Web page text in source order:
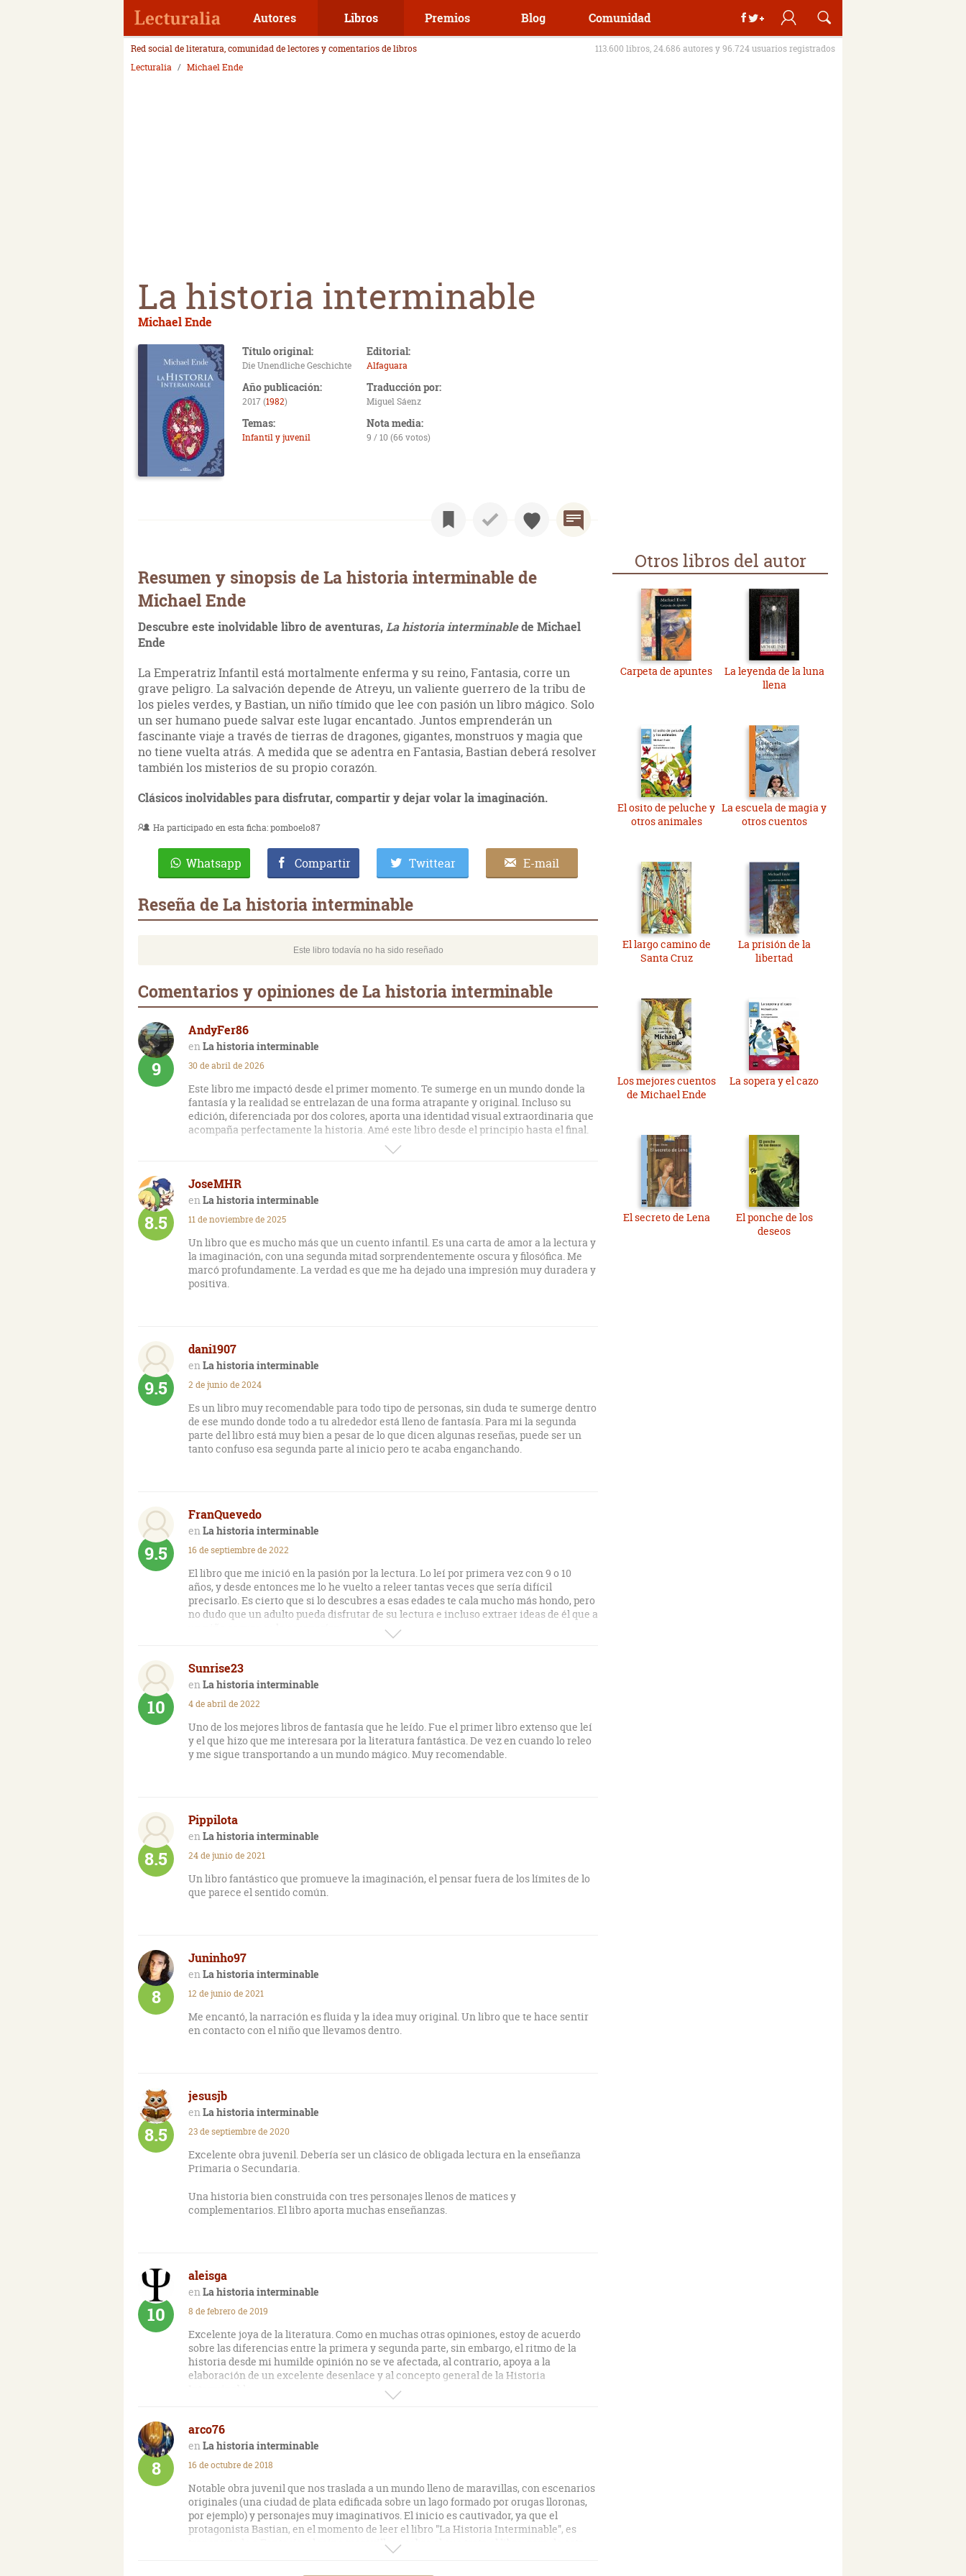
Autores Libros Premios Blog Comunidad
Red social de literatura, comunidad de lectores y comentarios de libros
113.600 libros, 24.686 autores y 96.724 usuarios registrados
Lecturalia
Michael Ende
La historia interminable
Michael Ende
Título original:
Die Unendliche Geschichte
Editorial:
Alfaguara
Año publicación:
2017 (1982)
Traducción por:
Miguel Sáenz
Temas:
Infantil y juvenil
Nota media:
9 / 10 (66 votos)
Resumen y sinopsis de La historia interminable de
Michael Ende
Descubre este inolvidable libro de aventuras, La historia interminablede Michael
Ende
La Emperatriz Infantil está mortalmente enferma y su reino, Fantasia, corre un
grave peligro. La salvación depende de Atreyu, un valiente guerrero de la tribu de
los pieles verdes, y Bastian, un niño tímido que lee con pasión un libro mágico. Solo
un ser humano puede salvar este lugar encantado. Juntos emprenderán un
fascinante viaje a través de tierras de dragones, gigantes, monstruos y magia que
no tiene vuelta atrás. A medida que se adentra en Fantasia, Bastian deberá resolver
también los misterios de su propio corazón.
Clásicos inolvidables para disfrutar, compartir y dejar volar la imaginación.
Ha participado en esta ficha:pomboelo87
Whatsapp Compartir Twittear E-mail
Reseña de La historia interminable
Este libro todavía no ha sido reseñado
Comentarios y opiniones de La historia interminable
AndyFer86
La historia interminable
9 30 de abril de 2026
Este libro me impactó desde el primer momento. Te sumerge en un mundo donde la
fantasía y la realidad se entrelazan de una forma atrapante y original. Incluso su
edición, diferenciada por dos colores, aporta una identidad visual extraordinaria que
acompaña perfectamente la historia. Amé este libro desde el principio hasta el final.
JoseMHR
La historia interminable
8.5 11 de noviembre de 2025
Un libro que es mucho más que un cuento infantil. Es una carta de amor a la lectura y
la imaginación, con una segunda mitad sorprendentemente oscura y filosófica. Me
marcó profundamente. La verdad es que me ha dejado una impresión muy duradera y
positiva.
dani1907
La historia interminable
9.5 2 de junio de 2024
Es un libro muy recomendable para todo tipo de personas, sin duda te sumerge dentro
de ese mundo donde todo a tu alrededor está lleno de fantasía. Para mi la segunda
parte del libro está muy bien a pesar de lo que dicen algunas reseñas, puede ser un
tanto confuso esa segunda parte al inicio pero te acaba enganchando.
FranQuevedo
La historia interminable
9.5 16 de septiembre de 2022
El libro que me inició en la pasión por la lectura. Lo leí por primera vez con 9 o 10
años, y desde entonces me lo he vuelto a releer tantas veces que sería difícil
precisarlo. Es cierto que si lo descubres a esas edades te cala mucho más hondo, pero
no dudo que un adulto pueda disfrutar de su lectura e incluso extraer ideas de él que a
ser absolutamente apoteósica. No se dejen guiar por la versión cinematográfica, ya
que esta se podría considerar una verdadera afrenta al libro, y el propio autor se
En resumen, si aún no la han leído, háganlo cuanto antes. Su niño interior se lo
agradecerá.
Sunrise23
La historia interminable
10 4 de abril de 2022
Uno de los mejores libros de fantasía que he leído. Fue el primer libro extenso que leí
y el que hizo que me interesara por la literatura fantástica. De vez en cuando lo releo
y me sigue transportando a un mundo mágico. Muy recomendable.
Pippilota
La historia interminable
8.5 24 de junio de 2021
Un libro fantástico que promueve la imaginación, el pensar fuera de los límites de lo
que parece el sentido común.
Juninho97
La historia interminable
8 12 de junio de 2021
Me encantó, la narración es fluida y la idea muy original. Un libro que te hace sentir
en contacto con el niño que llevamos dentro.
jesusjb
La historia interminable
8.5 23 de septiembre de 2020
Excelente obra juvenil. Debería ser un clásico de obligada lectura en la enseñanza
Primaria o Secundaria.
Una historia bien construida con tres personajes llenos de matices y
complementarios. El libro aporta muchas enseñanzas.
aleisga
La historia interminable
10 8 de febrero de 2019
Excelente joya de la literatura. Como en muchas otras opiniones, estoy de acuerdo
sobre las diferencias entre la primera y segunda parte, sin embargo, el ritmo de la
historia desde mi humilde opinión no se ve afectada, al contrario, apoya a la
elaboración de un excelente desenlace y al concepto general de la Historia
arco76
La historia interminable
8 16 de octubre de 2018
Notable obra juvenil que nos traslada a un mundo lleno de maravillas, con escenarios
originales (una ciudad de plata edificada sobre un lago formado por orugas lloronas,
por ejemplo) y personajes muy imaginativos. El inicio es cautivador, ya que el
protagonista Bastian, en el momento de leer el libro "La Historia Interminable", es
transportado a Fantasia, el reino maravilloso sobre el que trata el libro, para de esta
forma salvar a la princesa que lo gobierna de su enfermedad, dolencia que está a su
Otros libros del autor
Carpeta de apuntes
La leyenda de la luna
llena
El osito de peluche y
otros animales
La escuela de magia y
otros cuentos
El largo camino de
Santa Cruz
La prisión de la
libertad
Los mejores cuentos
de Michael Ende
La sopera y el cazo
El secreto de Lena
El ponche de los
deseos